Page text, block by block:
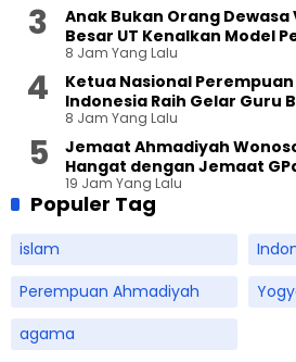
Anak Bukan Orang Dewasa
Besar UT Kenalkan Model
8 Jam Yang Lalu
Ketua Nasional
Indonesia Raih Gelar Guru
Terbuka
8 Jam Yang Lalu
Jemaat Ahmadiyah
Hangat dengan Jemaat
19 Jam Yang Lalu
Populer Tag
islam
Perempuan Ahmadiyah
agama